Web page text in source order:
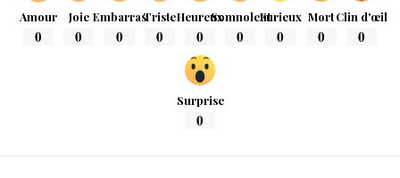
Amour
0
Joie
0
Embarras
0
Triste
0
Heureux
0
Somnolent
0
Furieux
0
Mort
0
Clin d'œil
0
Surprise
0